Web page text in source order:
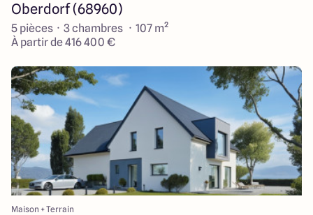
Oberdorf (68960)
5 pièces · 3 chambres · 107 m²
À partir de 416 400 €
Maison + Terrain